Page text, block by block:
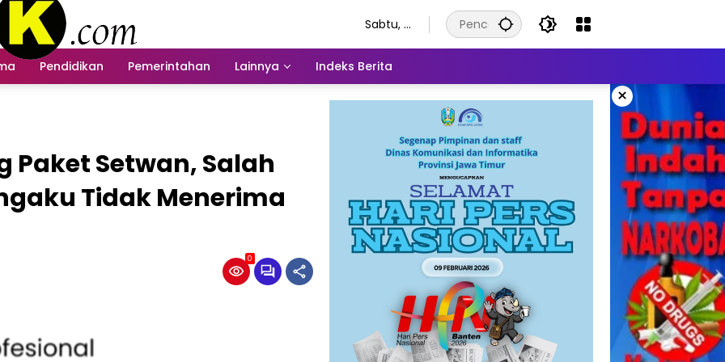
Sabtu, 8
2026
Pendidikan Pemerintahan Lainnya Indeks Berita
×
Paket Setwan, Salah
Tidak Menerima
0